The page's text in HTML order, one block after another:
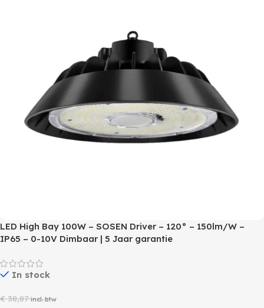
LED High Bay 100W – SOSEN Driver – 120° – 150lm/W –
IP65 – 0-10V Dimbaar | 5 Jaar garantie
In stock
€38,87 incl. btw